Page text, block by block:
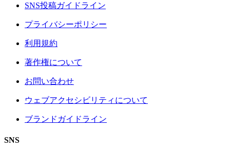
SNS投稿ガイドライン
プライバシーポリシー
利用規約
著作権について
お問い合わせ
ウェブアクセシビリティについて
ブランドガイドライン
SNS